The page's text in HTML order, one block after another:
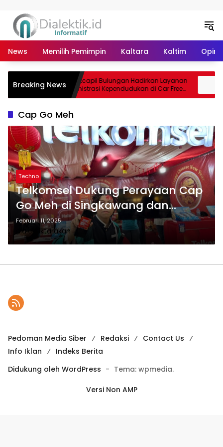
News Memilih Pemimpin Kaltara Kaltim Opini
Breaking NewsDisdukcapil Bulungan Hadirkan Layanan
Administrasi Kependudukan di Car Free
Day Tebu Kayan
Cap Go Meh
Techno
Telkomsel Dukung Perayaan Cap
Go Meh di Singkawang dan
Pontianak Melalui Jaringan
Berkualitas
Februari 11, 2025
dialektiktarakan
Pedoman Media Siber Redaksi
Contact Us
Info Iklan
Indeks Berita
Didukung oleh WordPress - Tema: wpmedia.
Versi Non AMP